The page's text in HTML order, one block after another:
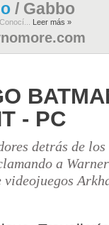
/ Gabbo
Leer más »
- PC
detrás de
a